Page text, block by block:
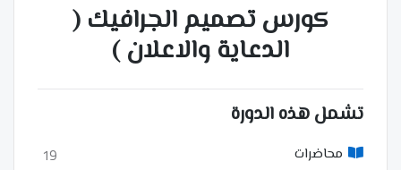
كورس تصميم الجرافيك (
الدعاية والاعلان )
تشمل هذه الدورة
محاضرات 19